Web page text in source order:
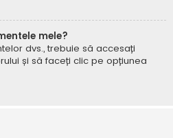
mele?
dvs., trebuie să accesați
și să faceți clic pe opțiunea